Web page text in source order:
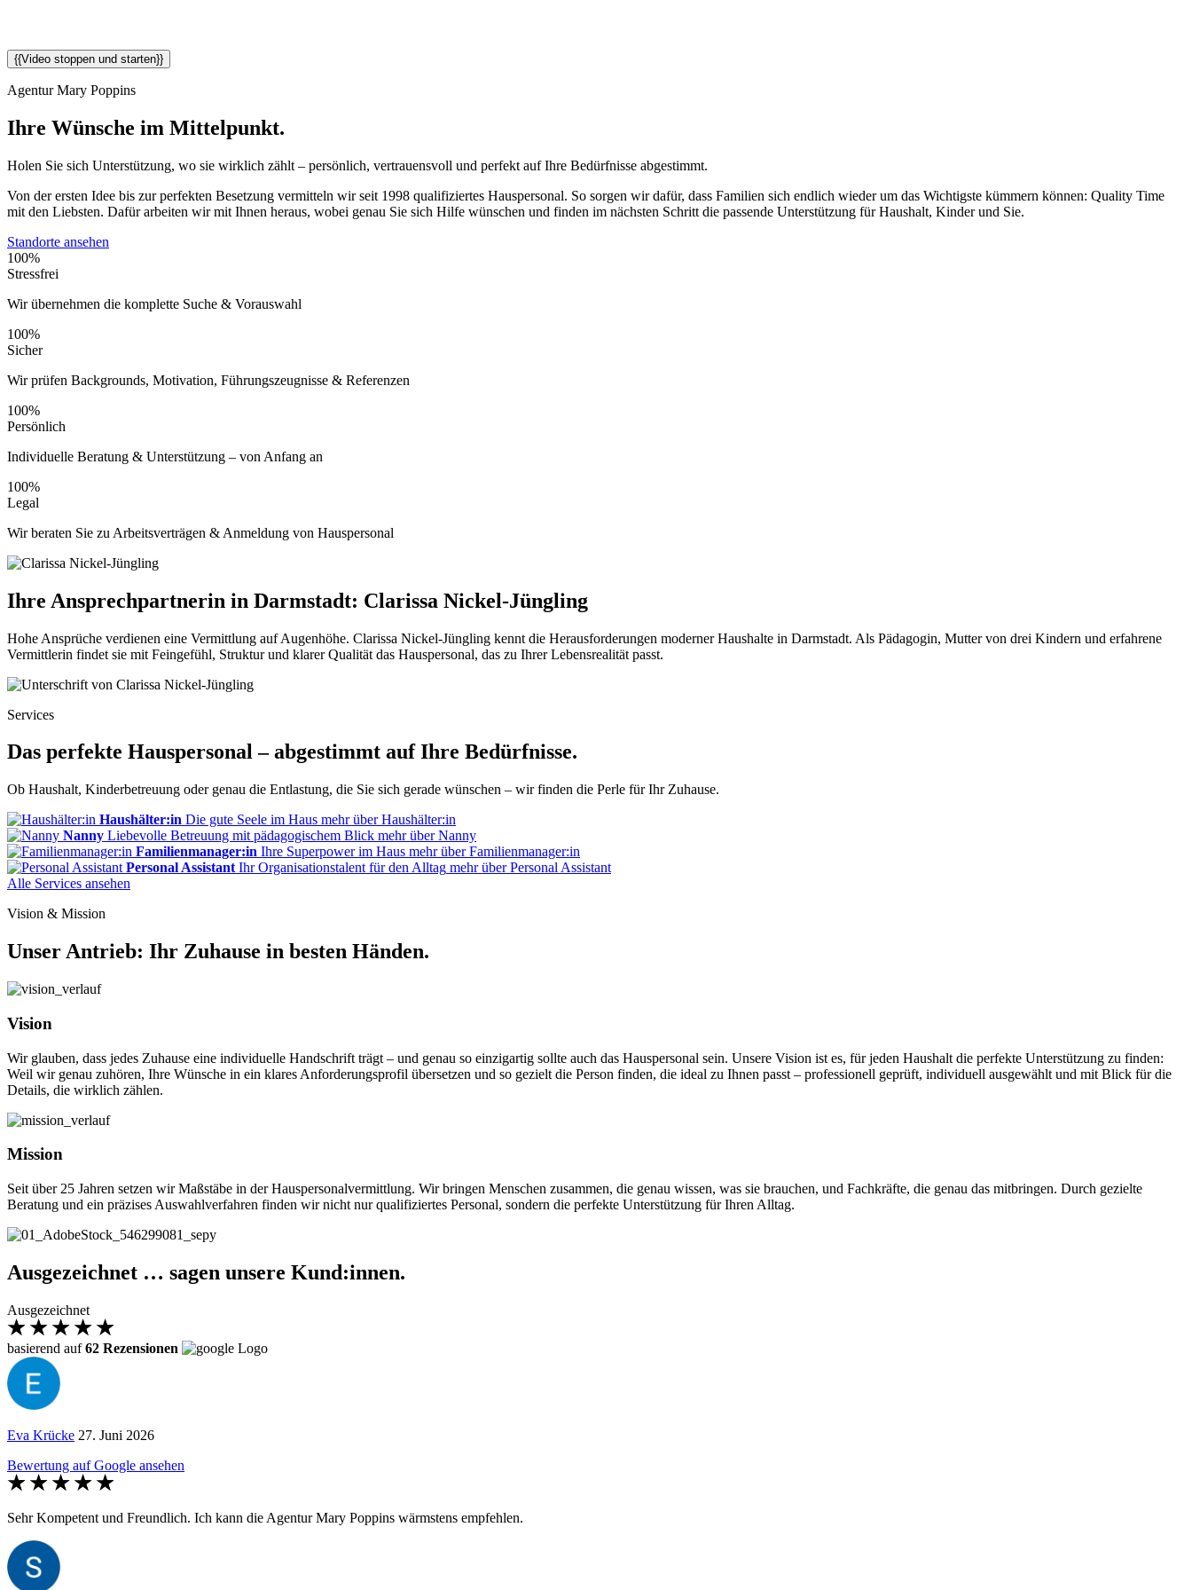
{{Video stoppen und starten}}
Agentur Mary Poppins
Ihre Wünsche im Mittelpunkt.
Holen Sie sich Unterstützung, wo sie wirklich zählt – persönlich, vertrauensvoll und perfekt auf Ihre Bedürfnisse abgestimmt.
Von der ersten Idee bis zur perfekten Besetzung vermitteln wir seit 1998 qualifiziertes Hauspersonal. So sorgen wir dafür, dass Familien sich endlich wieder um das Wichtigste kümmern können: Quality Time
mit den Liebsten. Dafür arbeiten wir mit Ihnen heraus, wobei genau Sie sich Hilfe wünschen und finden im nächsten Schritt die passende Unterstützung für Haushalt, Kinder und Sie.
Standorte ansehen
100%
Stressfrei
Wir übernehmen die komplette Suche & Vorauswahl
100%
Sicher
Wir prüfen Backgrounds, Motivation, Führungszeugnisse & Referenzen
100%
Persönlich
Individuelle Beratung & Unterstützung – von Anfang an
100%
Legal
Wir beraten Sie zu Arbeitsverträgen & Anmeldung von Hauspersonal
Ihre Ansprechpartnerin in Darmstadt: Clarissa Nickel-Jüngling
Hohe Ansprüche verdienen eine Vermittlung auf Augenhöhe. Clarissa Nickel-Jüngling kennt die Herausforderungen moderner Haushalte in Darmstadt. Als Pädagogin, Mutter von drei Kindern und erfahrene
Vermittlerin findet sie mit Feingefühl, Struktur und klarer Qualität das Hauspersonal, das zu Ihrer Lebensrealität passt.
Services
Das perfekte Hauspersonal – abgestimmt auf Ihre Bedürfnisse.
Ob Haushalt, Kinderbetreuung oder genau die Entlastung, die Sie sich gerade wünschen – wir finden die Perle für Ihr Zuhause.
Haushälter:in Die gute Seele im Haus mehrüber Haushälter:in
Nanny Liebevolle Betreuung mit pädagogischem Blick mehrüber Nanny
Familienmanager:in Ihre Superpower im Haus mehrüber Familienmanager:in
Personal Assistant Ihr Organisationstalent für den Alltag mehrüber Personal Assistant
Alle Services ansehen
Vision & Mission
Unser Antrieb: Ihr Zuhause in besten Händen.
Vision
Wir glauben, dass jedes Zuhause eine individuelle Handschrift trägt – und genau so einzigartig sollte auch das Hauspersonal sein. Unsere Vision ist es, für jeden Haushalt die perfekte Unterstützung zu finden:
Weil wir genau zuhören, Ihre Wünsche in ein klares Anforderungsprofil übersetzen und so gezielt die Person finden, die ideal zu Ihnen passt – professionell geprüft, individuell ausgewählt und mit Blick für die
Details, die wirklich zählen.
Mission
Seit über 25 Jahren setzen wir Maßstäbe in der Hauspersonalvermittlung. Wir bringen Menschen zusammen, die genau wissen, was sie brauchen, und Fachkräfte, die genau das mitbringen. Durch gezielte
Beratung und ein präzises Auswahlverfahren finden wir nicht nur qualifiziertes Personal, sondern die perfekte Unterstützung für Ihren Alltag.
Ausgezeichnet … sagen unsere Kund:innen.
Ausgezeichnet
basierend auf62 Rezensionen
Eva Krücke 27. Juni 2026
Bewertung auf Google ansehen
Sehr Kompetent und Freundlich. Ich kann die Agentur Mary Poppins wärmstens empfehlen.